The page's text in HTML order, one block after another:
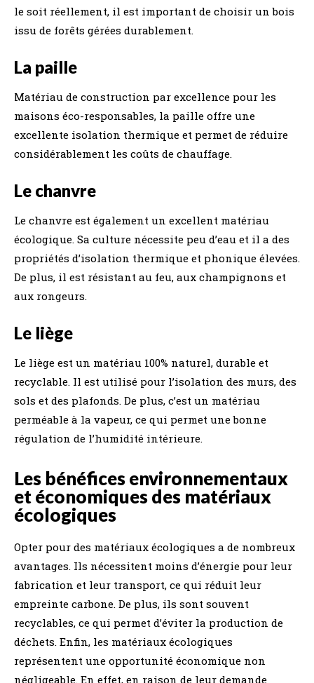
le soit réellement, il est important de choisir un bois
issu de forêts gérées durablement.
La paille
Matériau de construction par excellence pour les
maisons éco-responsables, la paille offre une
excellente isolation thermique et permet de réduire
considérablement les coûts de chauffage.
Le chanvre
Le chanvre est également un excellent matériau
écologique. Sa culture nécessite peu d’eau et il a des
propriétés d’isolation thermique et phonique élevées.
De plus, il est résistant au feu, aux champignons et
aux rongeurs.
Le liège
Le liège est un matériau 100% naturel, durable et
recyclable. Il est utilisé pour l’isolation des murs, des
sols et des plafonds. De plus, c’est un matériau
perméable à la vapeur, ce qui permet une bonne
régulation de l’humidité intérieure.
Les bénéfices environnementaux
et économiques des matériaux
écologiques
Opter pour des matériaux écologiques a de nombreux
avantages. Ils nécessitent moins d’énergie pour leur
fabrication et leur transport, ce qui réduit leur
empreinte carbone. De plus, ils sont souvent
recyclables, ce qui permet d’éviter la production de
déchets. Enfin, les matériaux écologiques
représentent une opportunité économique non
négligeable. En effet, en raison de leur demande